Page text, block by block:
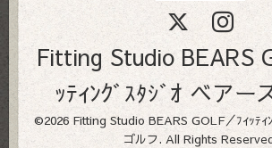
Fitting Studio BEARS
ｯﾃｨﾝｸﾞｽﾀｼﾞｵ ベアー
©2026 Fitting Studio BEARS GOLF／ﾌｨｯﾃｨ
ゴルフ. All Rights